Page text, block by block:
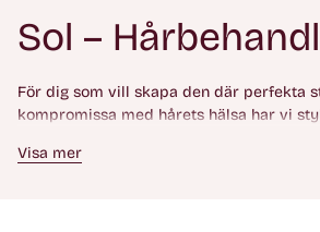
Sol –
För dig som vill skapa den där perfekta
kompromissa med hårets hälsa har vi
näringsrika serum skyddar mot UV-
Visa mer